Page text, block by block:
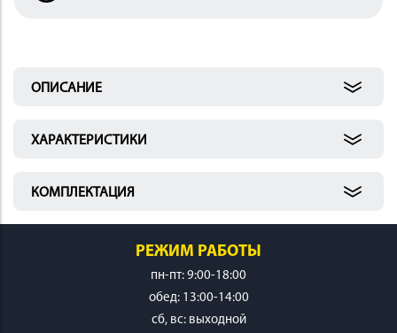
ОПИСАНИЕ
ХАРАКТЕРИСТИКИ
КОМПЛЕКТАЦИЯ
РЕЖИМ РАБОТЫ
пн-пт: 9:00-18:00
обед: 13:00-14:00
cб, вс: выходной